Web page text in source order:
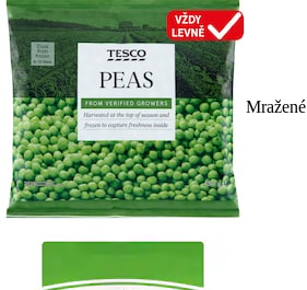
Mražené